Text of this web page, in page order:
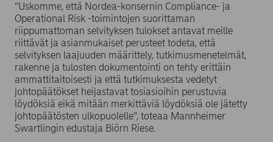
”Uskomme, että Nordea-konsernin Compliance- ja
Operational Risk -toimintojen suorittaman
riippumattoman selvityksen tulokset antavat meille
riittävät ja asianmukaiset perusteet todeta, että
selvityksen laajuuden määrittely, tutkimusmenetelmät,
rakenne ja tulosten dokumentointi on tehty erittäin
ammattitaitoisesti ja että tutkimuksesta vedetyt
johtopäätökset heijastavat tosiasioihin perustuvia
löydöksiä eikä mitään merkittäviä löydöksiä ole jätetty
johtopäätösten ulkopuolelle”, toteaa Mannheimer
Swartlingin edustaja Biörn Riese.